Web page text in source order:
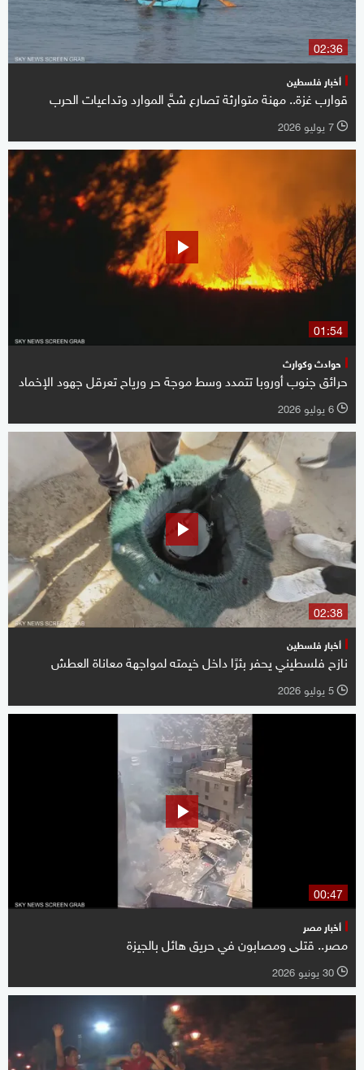
02:36
أخبار فلسطين
قوارب غزة.. مهنة متوارثة تصارع شحَّ الموارد وتداعيات الحرب
l 7 يوليو 2026
01:54
حوادث وكوارث
حرائق جنوب أوروبا تتمدد وسط موجة حر ورياح تعرقل جهود الإخماد
l 6 يوليو 2026
02:38
أخبار فلسطين
نازح فلسطيني يحفر بئرًا داخل خيمته لمواجهة معاناة العطش
l 5 يوليو 2026
00:47
أخبار مصر
مصر.. قتلى ومصابون في حريق هائل بالجيزة
l 30 يونيو 2026